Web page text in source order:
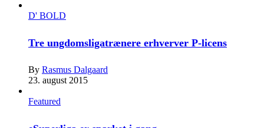
D' BOLD
Tre ungdomsligatrænere erhverver P-licens
By Rasmus Dalgaard
23. august 2015
Featured